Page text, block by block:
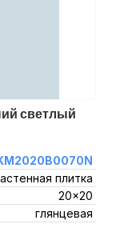
светлый
плитка
20x20
глянцевая